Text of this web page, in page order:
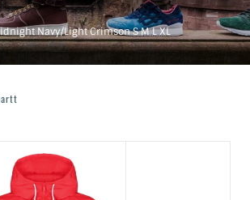
Navy/Light Crimson S M L XL